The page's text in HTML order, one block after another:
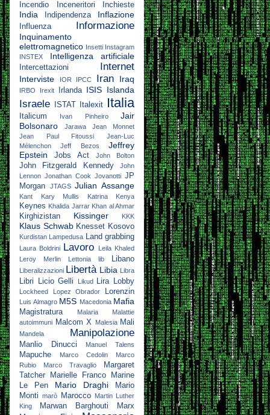
Incendio Inceneritori Inchieste
India Indipendenza Inflazione
Influenza Informazione
Inquinamento
elettromagnetico Insetti Instagram
INSTEX
Intelligenza artificiale
Intercettazioni Internet
Interviste IOR IPCC Iran Iraq
IRBO Irexit Irlanda ISIS Islanda
Israele ISTAT Italexit Italia
Italicum Ivan Pinheiro
Jair
Bolsonaro
Jarawa
Jean Monnet
Jean Paul Fitoussi
Jean-Luc
Mélenchon
Jeff Bezos
Jeffrey
Epstein
Jobs Act John Bolton
John Fitzgerald Kennedy
John
Lennon Jonathan Cook Jovanotti JP
Morgan
JTAGS Julian Assange
Kant Kary Mullis Katrina Kenya
Keynes Khalida Jarrar Khan al Ahmar
Kirghizistan Kissinger KKK
Klaus Schwab Knesset Kosovo
Kurdistan Lampedusa Land grabbing
Laura Boldrini Lavoro
Leila Khaled
Leroy Merlin
Lettonia lib Libano
Liberalizzazioni Libertà Libia Libra
Libri Licio Gelli Likud Lira Lobby
Lockheed Lopez Obrador Lorenzin
Luis Almagro M5S Macedonia Mafia
Magistratura Malaria
Malattie
autoimmuni Malcom X Malesia Mali
Mandela Manipolazione
Manlio Dinucci Manuel Talens
Mapuche Marco Cedolin
Marco
Rubio
Marco Travaglio
Margaret
Tatcher
Marielle Franco
Marine
Le Pen
Mario Draghi
Mario
Monti
marò Marocco
Martin Luther
King
Marwan Barghouti
Marx